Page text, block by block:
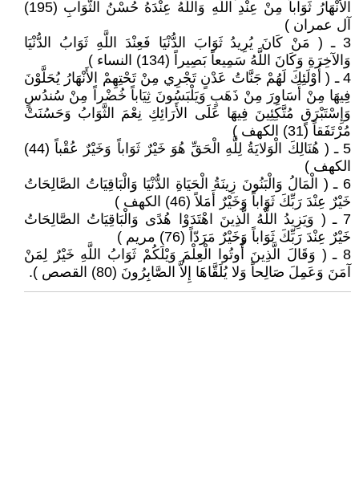
الأَنْهَارُ ثَوَاباً مِنْ عِنْدِ اللَّهِ وَاللَّهُ عِنْدَهُ حُسْنُ الثَّوَابِ (195)
آل عمران )
3 ـ ( مَنْ كَانَ يُرِيدُ ثَوَابَ الدُّنْيَا فَعِنْدَ اللَّهِ ثَوَابُ الدُّنْيَا
وَالآخِرَةِ وَكَانَ اللَّهُ سَمِيعاً بَصِيراً (134) النساء )
4 ـ ( أُوْلَئِكَ لَهُمْ جَنَّاتُ عَدْنٍ تَجْرِي مِنْ تَحْتِهِمْ الأَنْهَارُ يُحَلَّوْنَ
فِيهَا مِنْ أَسَاوِرَ مِنْ ذَهَبٍ وَيَلْبَسُونَ ثِيَاباً خُضْراً مِنْ سُندُسٍ
وَإِسْتَبْرَقٍ مُتَّكِئِينَ فِيهَا عَلَى الأَرَائِكِ نِعْمَ الثَّوَابُ وَحَسُنَتْ
مُرْتَفَقاً (31) الكهف )
5 ـ ( هُنَالِكَ الْوَلايَةُ لِلَّهِ الْحَقِّ هُوَ خَيْرٌ ثَوَاباً وَخَيْرٌ عُقْباً (44)
الكهف )
6 ـ ( الْمَالُ وَالْبَنُونَ زِينَةُ الْحَيَاةِ الدُّنْيَا وَالْبَاقِيَاتُ الصَّالِحَاتُ
خَيْرٌ عِنْدَ رَبِّكَ ثَوَاباً وَخَيْرٌ أَمَلاً (46) الكهف )
7 ـ ( وَيَزِيدُ اللَّهُ الَّذِينَ اهْتَدَوْا هُدًى وَالْبَاقِيَاتُ الصَّالِحَاتُ
خَيْرٌ عِنْدَ رَبِّكَ ثَوَاباً وَخَيْرٌ مَرَدّاً (76) مريم )
8 ـ ( وَقَالَ الَّذِينَ أُوتُوا الْعِلْمَ وَيْلَكُمْ ثَوَابُ اللَّهِ خَيْرٌ لِمَنْ
آمَنَ وَعَمِلَ صَالِحاً وَلا يُلَقَّاهَا إِلاَّ الصَّابِرُونَ (80) القصص ).